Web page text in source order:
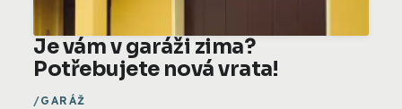
Je vám v garáži zima?
Potřebujete nová vrata!
GARÁŽ